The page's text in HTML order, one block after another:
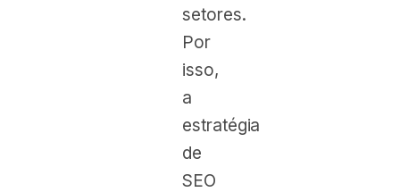
setores.
Por
isso,
a
estratégia
de
SEO